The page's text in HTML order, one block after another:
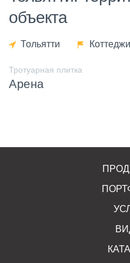
объекта
Тольятти
Тротуарная плитка
Арена